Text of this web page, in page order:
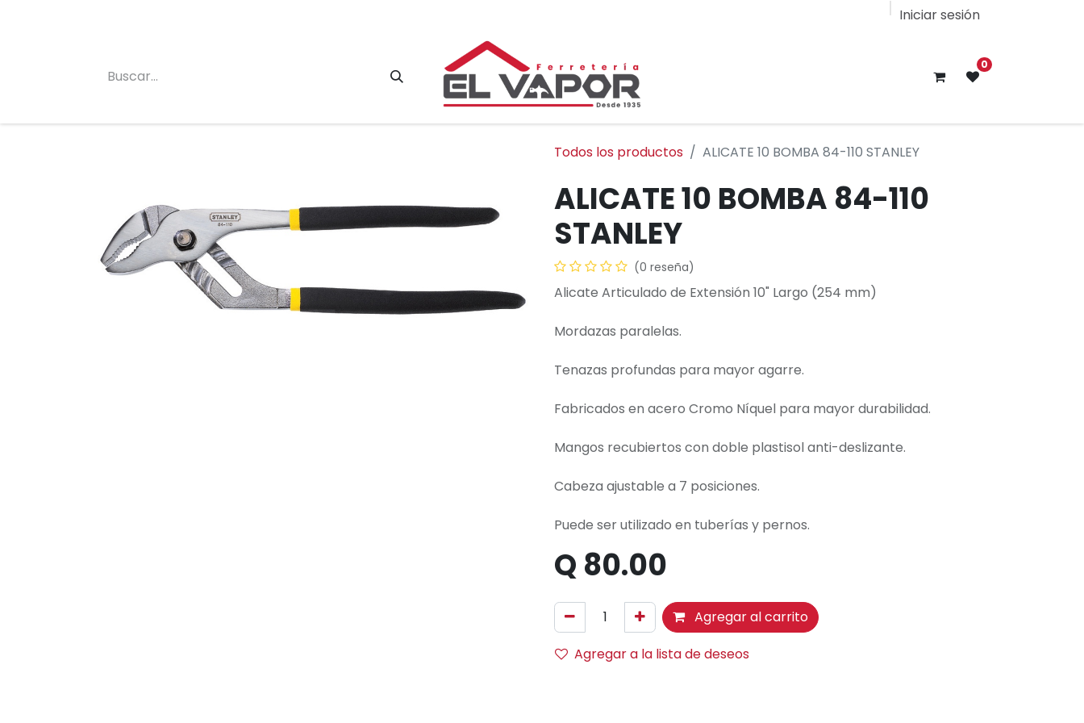
Iniciar sesión
0
Todos los productos ALICATE 10 BOMBA 84-110 STANLEY
ALICATE 10 BOMBA 84-110
STANLEY
(0 reseña)
Alicate Articulado de Extensión 10" Largo (254 mm)
Mordazas paralelas.
Tenazas profundas para mayor agarre.
Fabricados en acero Cromo Níquel para mayor durabilidad.
Mangos recubiertos con doble plastisol anti-deslizante.
Cabeza ajustable a 7 posiciones.
Puede ser utilizado en tuberías y pernos.
Q 80.00
Agregar al carrito
Agregar a la lista de deseos